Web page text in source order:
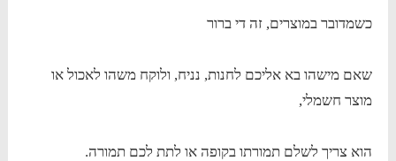
כשמדובר במוצרים, זה די ברור
שאם מישהו בא אליכם לחנות, נניח, ולוקח משהו לאכול או
מוצר חשמלי,
הוא צריך לשלם תמורתו בקופה או לתת לכם תמורה.